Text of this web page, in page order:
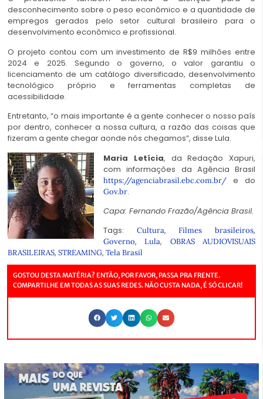
desconhecimento sobre o peso econômico e a quantidade de
empregos gerados pelo setor cultural brasileiro para o
desenvolvimento econômico e profissional.
O projeto contou com um investimento de R$9 milhões entre
2024 e 2025. Segundo o governo, o valor garantiu o
licenciamento de um catálogo diversificado, desenvolvimento
tecnológico próprio e ferramentas completas de
acessibilidade.
Entretanto, “o mais importante é a gente conhecer o nosso país
por dentro, conhecer a nossa cultura, a razão das coisas que
fizeram a gente chegar aonde nós chegamos”, disse Lula.
Maria Letícia, da Redação Xapuri,
com informações da Agência Brasil
https://agenciabrasil.ebc.com.br/ e do
Gov.br.
Capa: Fernando Frazão/Agência Brasil.
Tags: Cultura,Filmes brasileiros,
Governo,Lula, OBRAS AUDIOVISUAIS
BRASILEIRAS, STREAMING, Tela Brasil
GOSTOU DESTA MATÉRIA? ENTÃO, POR FAVOR, PASSA PRA FRENTE.
COMPARTILHE EM TODAS AS SUAS REDES. NÃO CUSTA NADA, É SÓ CLICAR!